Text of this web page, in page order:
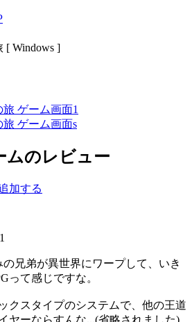
[ Windows ]
ムのレビュー
加する
兄弟が異世界にワープして、いき
って感じですな。
クスタイプのシステムで、他の王道
ヤーならすんな...(省略されました)